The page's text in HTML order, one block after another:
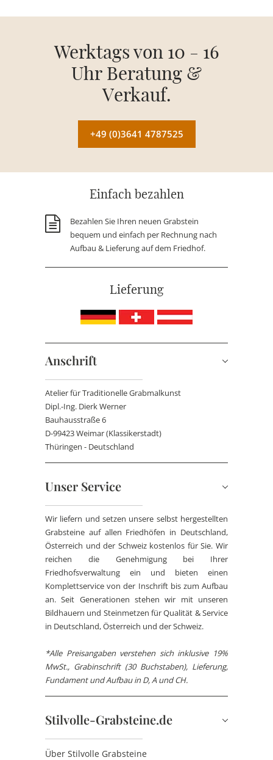
Werktags von 10 - 16
Uhr Beratung &
Verkauf.
+49 (0)3641 4787525
Einfach bezahlen
Bezahlen Sie Ihren neuen Grabstein
bequem und einfach per Rechnung nach
Aufbau & Lieferung auf dem Friedhof.
Lieferung
Anschrift
Atelier für Traditionelle Grabmalkunst
Dipl.-Ing. Dierk Werner
Bauhausstraße 6
D-99423 Weimar (Klassikerstadt)
Thüringen - Deutschland
Unser Service
Wir liefern und setzen unsere selbst hergestellten
Grabsteine auf allen Friedhöfen in Deutschland,
Österreich und der Schweiz kostenlos für Sie. Wir
reichen die Genehmigung bei Ihrer
Friedhofsverwaltung ein und bieten einen
Komplettservice von der Inschrift bis zum Aufbau
an. Seit Generationen stehen wir mit unseren
Bildhauern und Steinmetzen für Qualität & Service
in Deutschland, Österreich und der Schweiz.
*Alle Preisangaben verstehen sich inklusive 19%
MwSt., Grabinschrift (30 Buchstaben), Lieferung,
Fundament und Aufbau in D, A und CH.
Stilvolle-Grabsteine.de
Über Stilvolle Grabsteine